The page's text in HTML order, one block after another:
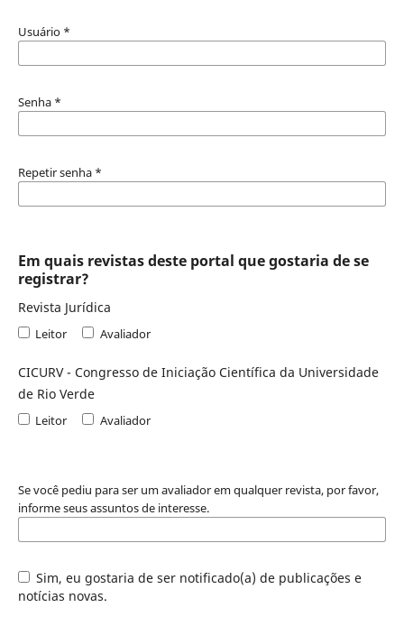
Usuário *
Senha *
Repetir senha *
Em quais revistas deste portal que gostaria de se
registrar?
Revista Jurídica
Leitor Avaliador
CICURV - Congresso de Iniciação Científica da Universidade
de Rio Verde
Leitor Avaliador
Se você pediu para ser um avaliador em qualquer revista, por favor,
informe seus assuntos de interesse.
Sim, eu gostaria de ser notificado(a) de publicações e
notícias novas.